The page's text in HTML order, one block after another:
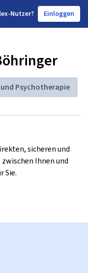
Nutzer? Einloggen
Psychotherapie
sicheren und
Ihnen und
Sie.